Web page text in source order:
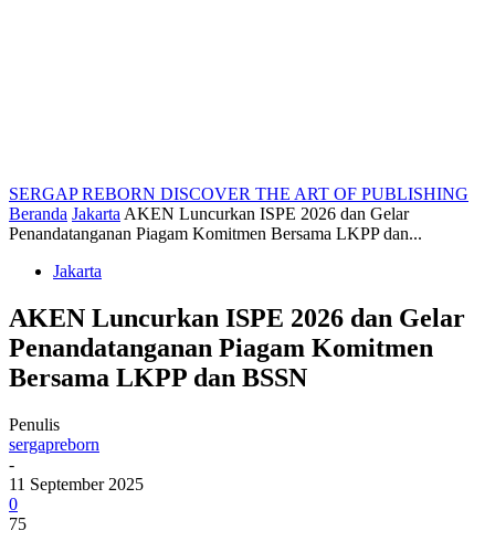
SERGAP REBORN DISCOVER THE ART OF PUBLISHING
Beranda Jakarta AKEN Luncurkan ISPE 2026 dan Gelar
Penandatanganan Piagam Komitmen Bersama LKPP dan...
Jakarta
AKEN Luncurkan ISPE 2026 dan Gelar
Penandatanganan Piagam Komitmen
Bersama LKPP dan BSSN
Penulis
sergapreborn
-
11 September 2025
0
75